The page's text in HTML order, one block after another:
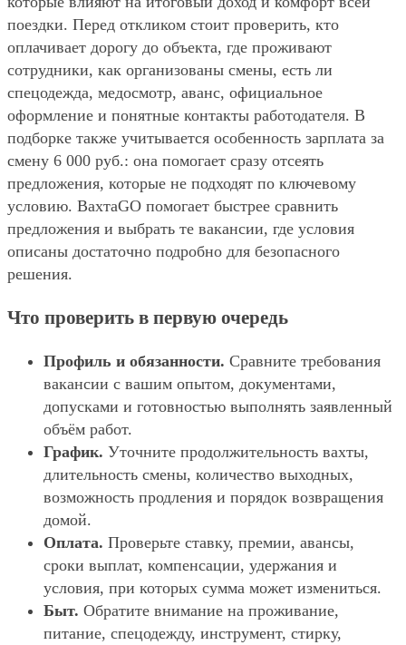
поездки. Перед откликом стоит проверить, кто
оплачивает дорогу до объекта, где проживают
сотрудники, как организованы смены, есть ли
спецодежда, медосмотр, аванс, официальное
оформление и понятные контакты работодателя. В
подборке также учитывается особенность зарплата за
смену 6 000 руб.: она помогает сразу отсеять
предложения, которые не подходят по ключевому
условию. ВахтаGO помогает быстрее сравнить
предложения и выбрать те вакансии, где условия
описаны достаточно подробно для безопасного
решения.
Что проверить в первую очередь
Профиль и обязанности. Сравните требования
вакансии с вашим опытом, документами,
допусками и готовностью выполнять заявленный
объём работ.
График. Уточните продолжительность вахты,
длительность смены, количество выходных,
возможность продления и порядок возвращения
домой.
Оплата. Проверьте ставку, премии, авансы,
сроки выплат, компенсации, удержания и
условия, при которых сумма может измениться.
Быт. Обратите внимание на проживание,
питание, спецодежду, инструмент, стирку,